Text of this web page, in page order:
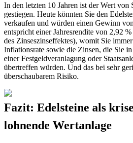
In den letzten 10 Jahren ist der Wert von
gestiegen. Heute könnten Sie den
verkaufen und würden einen Gewinn
entspricht einer Jahresrendite von 2,92
des Zinseszinseffektes), womit Sie
Inflationsrate sowie die Zinsen, die Sie
einer Festgeldveranlagung oder
übertreffen würden. Und das bei sehr
überschaubarem Risiko.
Fazit: Edelsteine als
lohnende Wertanlage